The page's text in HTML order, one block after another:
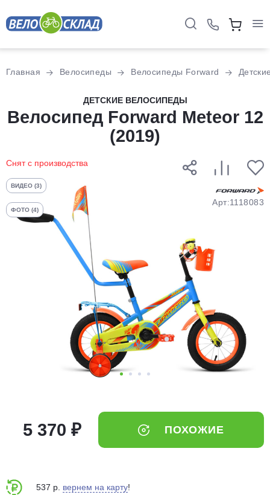
Главная Велосипеды Велосипеды Forward
ДЕТСКИЕ ВЕЛОСИПЕДЫ
Велосипед Forward Meteor 12
(2019)
Снят с производства
ВИДЕО (3)
ФОТО (4)
Арт:1118083
5 370 ₽ ПОХОЖИЕ
537 р. вернем на карту!
Разбейте
оплатуна части
без переплат
График платежей
Сегодня
Добавляйте товары
в корзину
Оплачивайте сегодня только
% картой любого банка
выбранный способом
75% будут